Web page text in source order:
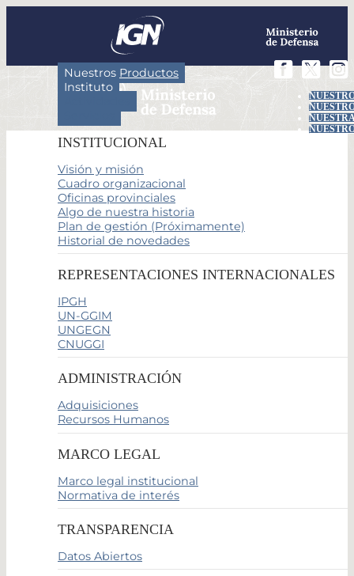
Nuestros Productos
Instituto
INSTITUCIONAL
Visión y misión
Cuadro organizacional
Oficinas provinciales
Algo de nuestra historia
Plan de gestión (Próximamente)
Historial de novedades
REPRESENTACIONES INTERNACIONALES
IPGH
UN-GGIM
UNGEGN
CNUGGI
ADMINISTRACIÓN
Adquisiciones
Recursos Humanos
MARCO LEGAL
Marco legal institucional
Normativa de interés
TRANSPARENCIA
Datos Abiertos